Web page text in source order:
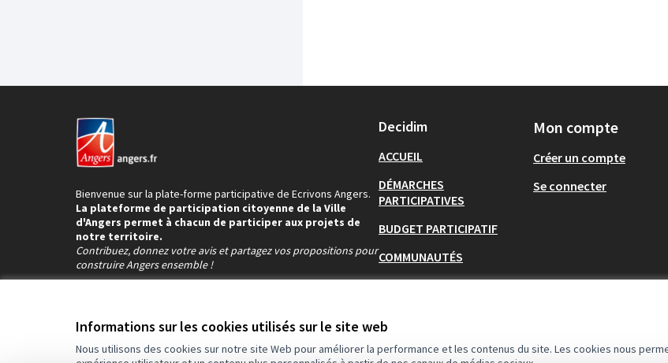
Informations sur les cookies utilisés sur le site web
Nous utilisons des cookies sur notre site Web pour améliorer la performance et les contenus du site. Les cookies nous
Bienvenue sur la plate-forme participative de Ecrivons Angers.
La plateforme de participation citoyenne de la Ville
d'Angers permet à chacun de participer aux projets de
notre territoire.
Contribuez, donnez votre avis et partagez vos propositions pour
construire Angers ensemble !
Decidim
ACCUEIL
DÉMARCHES
PARTICIPATIVES
BUDGET PARTICIPATIF
COMMUNAUTÉS
Mon compte
Créer un compte
Se connecter
Conditions d'utilisationParamètres des cookies